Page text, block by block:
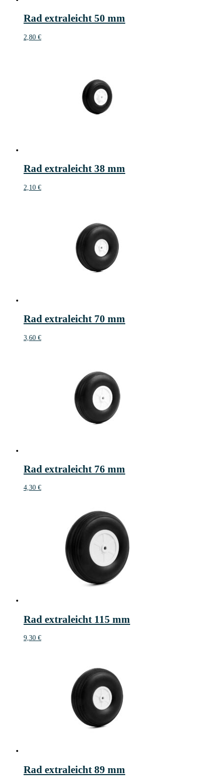
Rad extraleicht 50 mm
2,80 €
Rad extraleicht 38 mm
2,10 €
Rad extraleicht 70 mm
3,60 €
Rad extraleicht 76 mm
4,30 €
Rad extraleicht 115 mm
9,30 €
Rad extraleicht 89 mm